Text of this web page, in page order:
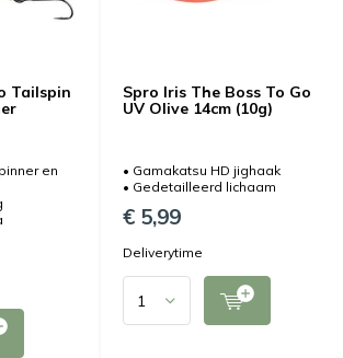
Tailspin
en
Spro Iris The Boss To Go
UV Olive 14cm (10g)
• Gamakatsu HD jighaak
• Gedetailleerd lichaam
€ 5,99
Deliverytime